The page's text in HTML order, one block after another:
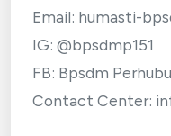
Email: humasti-
IG: @bpsdmp151
FB: Bpsdm
Contact Center: